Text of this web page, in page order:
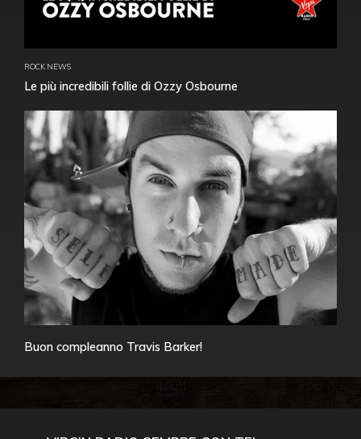
ROCK NEWS
Le più incredibili follie di Ozzy Osbourne
Buon compleanno Travis Barker!